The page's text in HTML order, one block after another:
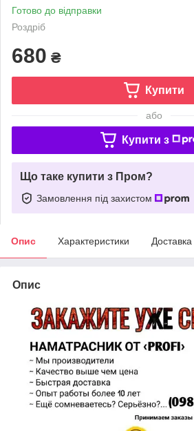
Готово до відправки
Роздріб
680 ₴
Купити
або
Купити з
Що таке купити з Пром?
Замовлення під захистом
Опис Характеристики Доставка
Опис